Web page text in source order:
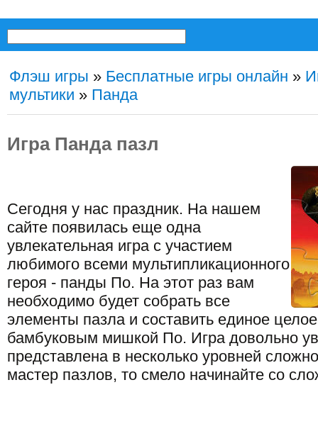
Флэш игры » Бесплатные игры онлайн »
мультики » Панда
Игра Панда пазл
Сегодня у нас праздник. На нашем
сайте появилась еще одна
увлекательная игра с участием
любимого всеми мультипликационного
героя - панды По. На этот раз вам
необходимо будет собрать все
элементы пазла и составить единое
бамбуковым мишкой По. Игра довольно
представлена в несколько уровней
мастер пазлов, то смело начинайте со